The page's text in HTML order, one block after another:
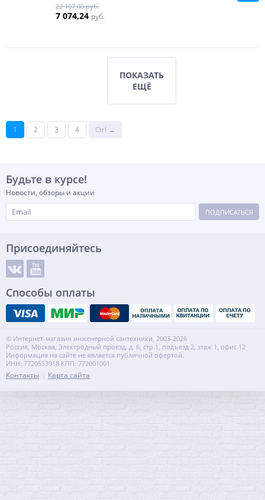
22 107,00 руб.
7 074,24 руб.
ПОКАЗАТЬ
ЕЩЁ
1 2 3 4 Ctrl →
Будьте в курсе!
Новости, обзоры и акции
ПОДПИСАТЬСЯ
Присоединяйтесь
Способы оплаты
© Интернет-магазин инженерной сантехники, 2003-2026
Россия, Москва, Электродный проезд, д. 6, стр.1, подъезд 2, этаж 1, офис 12
Информация на сайте не является публичной офертой.
ИНН: 7720553918 КПП: 772001001
Контакты Карта сайта